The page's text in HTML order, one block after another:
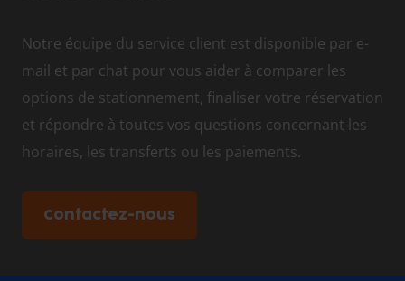
Notre équipe du service client est disponible par e-
mail et par chat pour vous aider à comparer les
options de stationnement, finaliser votre réservation
et répondre à toutes vos questions concernant les
horaires, les transferts ou les paiements.
Contactez-nous